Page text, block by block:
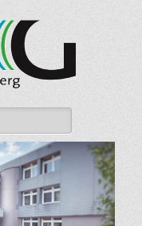
Städtisches
Gymnasium
Gevelsberg